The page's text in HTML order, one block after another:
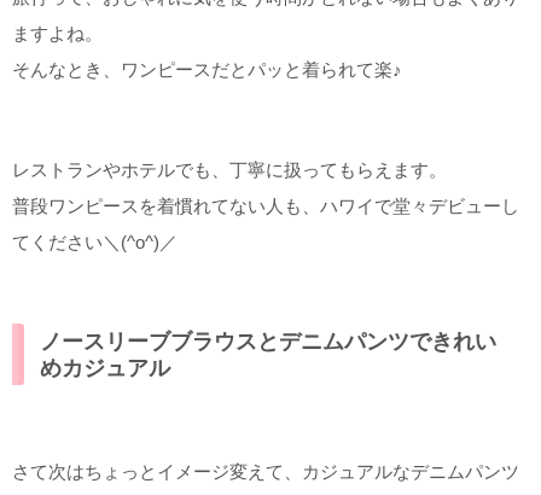
ますよね。
そんなとき、ワンピースだとパッと着られて楽♪
レストランやホテルでも、丁寧に扱ってもらえます。
普段ワンピースを着慣れてない人も、ハワイで堂々デビューし
てください＼(^o^)／
ノースリーブブラウスとデニムパンツできれい
めカジュアル
さて次はちょっとイメージ変えて、カジュアルなデニムパンツ